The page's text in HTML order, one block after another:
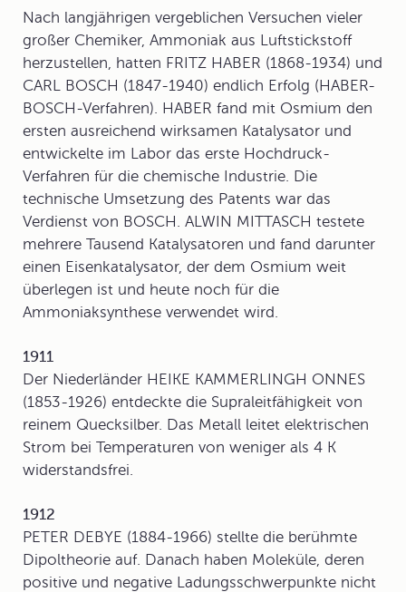
Nach langjährigen vergeblichen Versuchen vieler
großer Chemiker, Ammoniak aus Luftstickstoff
herzustellen, hatten FRITZ HABER (1868-1934) und
CARL BOSCH (1847-1940) endlich Erfolg (HABER-
BOSCH-Verfahren). HABER fand mit Osmium den
ersten ausreichend wirksamen Katalysator und
entwickelte im Labor das erste Hochdruck-
Verfahren für die chemische Industrie. Die
technische Umsetzung des Patents war das
Verdienst von BOSCH. ALWIN MITTASCH testete
mehrere Tausend Katalysatoren und fand darunter
einen Eisenkatalysator, der dem Osmium weit
überlegen ist und heute noch für die
Ammoniaksynthese verwendet wird.
1911
Der Niederländer HEIKE KAMMERLINGH ONNES
(1853-1926) entdeckte die Supraleitfähigkeit von
reinem Quecksilber. Das Metall leitet elektrischen
Strom bei Temperaturen von weniger als 4 K
widerstandsfrei.
1912
PETER DEBYE (1884-1966) stellte die berühmte
Dipoltheorie auf. Danach haben Moleküle, deren
positive und negative Ladungsschwerpunkte nicht